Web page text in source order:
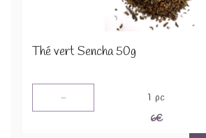
Thé vert Sencha 50g
- 1 pc
6€